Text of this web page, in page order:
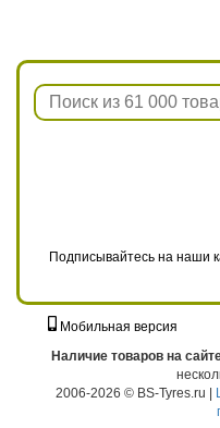
Подписывайтесь на наши
Мобильная версия
Наличие товаров на
2006-2026 © BS-Tyres.ru |